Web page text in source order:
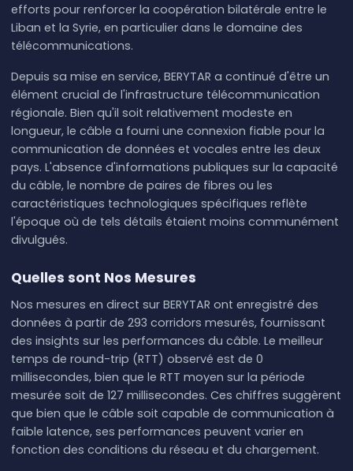
efforts pour renforcer la coopération bilatérale entre le
Liban et la Syrie, en particulier dans le domaine des
télécommunications.
Depuis sa mise en service, BERYTAR a continué d'être un
élément crucial de l'infrastructure télécommunication
régionale. Bien qu'il soit relativement modeste en
longueur, le câble a fourni une connexion fiable pour la
communication de données et vocales entre les deux
pays. L'absence d'informations publiques sur la capacité
du câble, le nombre de paires de fibres ou les
caractéristiques technologiques spécifiques reflète
l'époque où de tels détails étaient moins communément
divulgués.
Quelles sont Nos Mesures
Nos mesures en direct sur BERYTAR ont enregistré des
données à partir de 293 corridors mesurés, fournissant
des insights sur les performances du câble. Le meilleur
temps de round-trip (RTT) observé est de 0
millisecondes, bien que le RTT moyen sur la période
mesurée soit de 127 millisecondes. Ces chiffres suggèrent
que bien que le câble soit capable de communication à
faible latence, ses performances peuvent varier en
fonction des conditions du réseau et du chargement.